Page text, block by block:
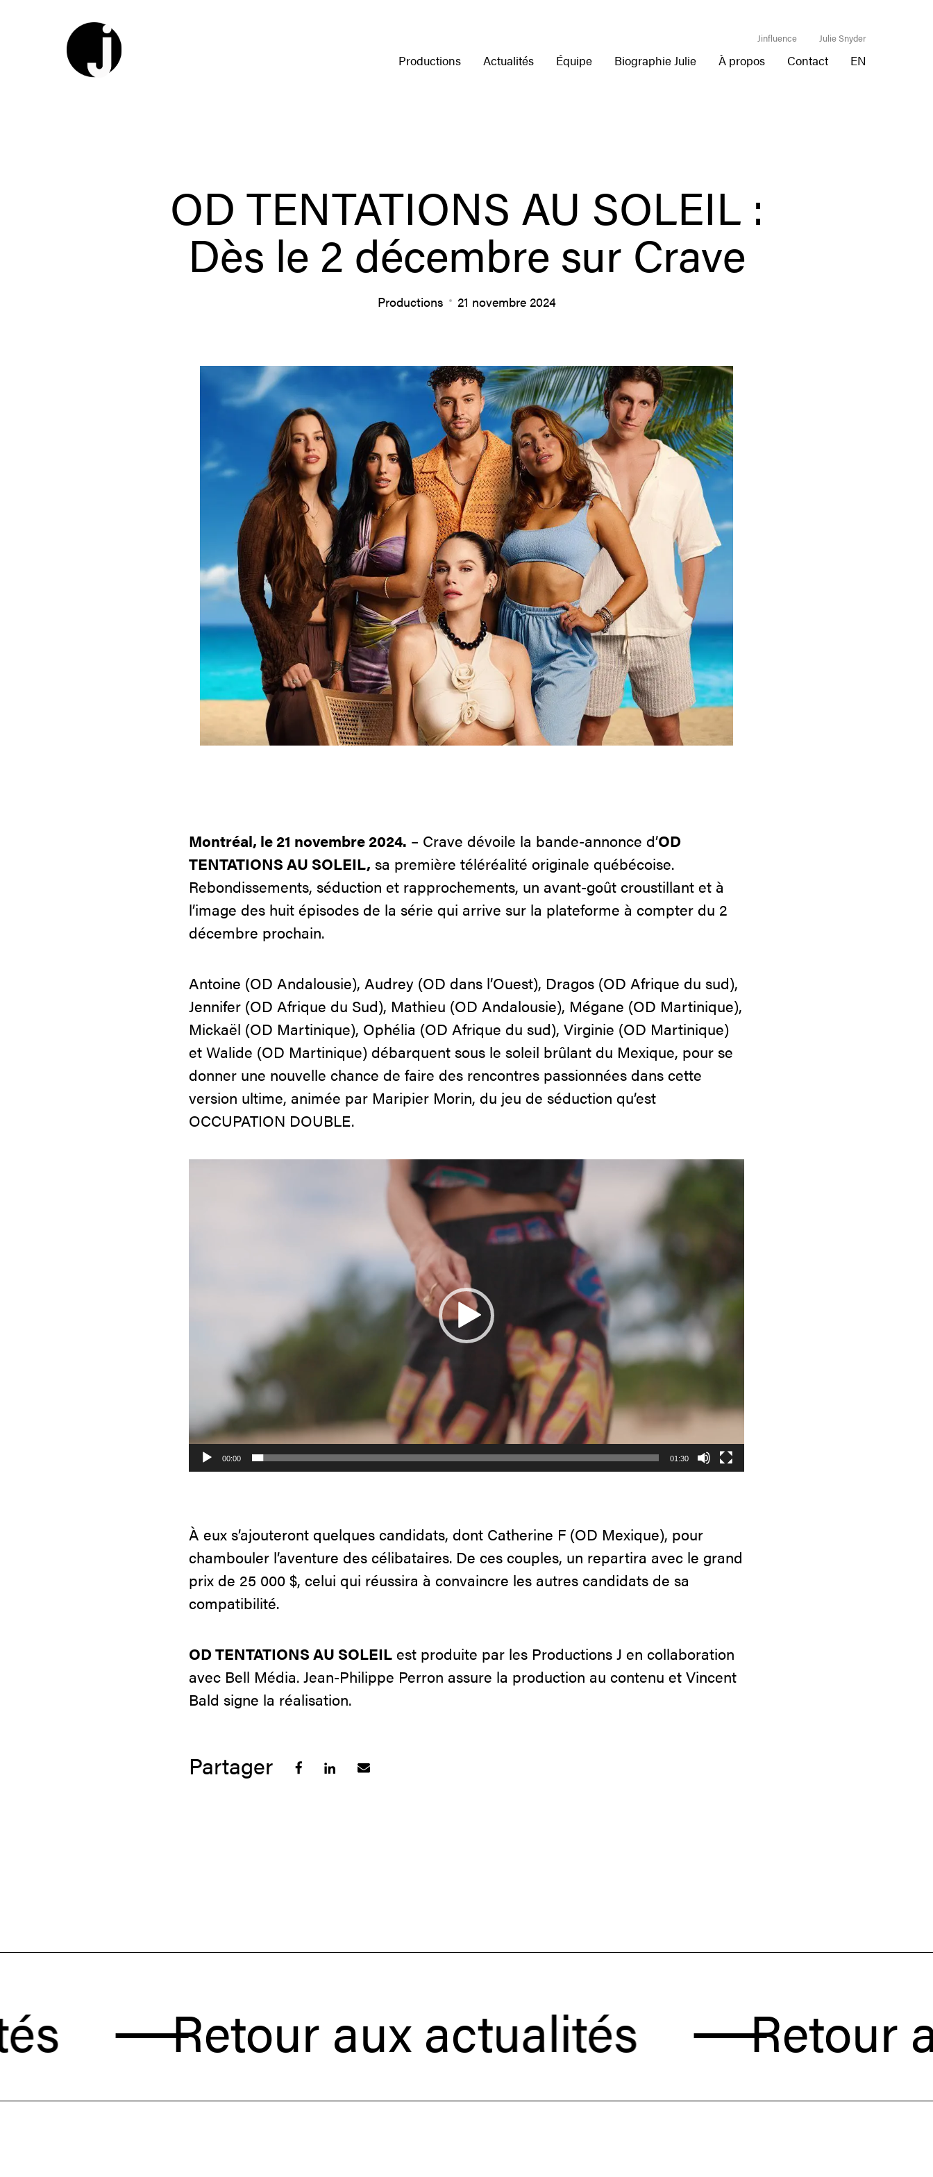
Jinfluence Julie Snyder
Productions Actualités Équipe Biographie Julie À propos Contact EN
OD TENTATIONS AU SOLEIL :
Dès le 2 décembre sur Crave
Productions 21 novembre 2024
Montréal, le 21 novembre 2024. – Crave dévoile la bande-annonce d’OD
TENTATIONS AU SOLEIL, sa première téléréalité originale québécoise.
Rebondissements, séduction et rapprochements, un avant-goût croustillant et à
l’image des huit épisodes de la série qui arrive sur la plateforme à compter du 2
décembre prochain.
Antoine (OD Andalousie), Audrey (OD dans l’Ouest), Dragos (OD Afrique du sud),
Jennifer (OD Afrique du Sud), Mathieu (OD Andalousie), Mégane (OD Martinique),
Mickaël (OD Martinique), Ophélia (OD Afrique du sud), Virginie (OD Martinique)
et Walide (OD Martinique) débarquent sous le soleil brûlant du Mexique, pour se
donner une nouvelle chance de faire des rencontres passionnées dans cette
version ultime, animée par Maripier Morin, du jeu de séduction qu’est
OCCUPATION DOUBLE.
00:00 01:30
À eux s’ajouteront quelques candidats, dont Catherine F (OD Mexique), pour
chambouler l’aventure des célibataires. De ces couples, un repartira avec le grand
prix de 25 000 $, celui qui réussira à convaincre les autres candidats de sa
compatibilité.
OD TENTATIONS AU SOLEILest produite par les Productions J en collaboration
avec Bell Média. Jean-Philippe Perron assure la production au contenu et Vincent
Bald signe la réalisation.
Partager
Retour aux
Retour aux actualités